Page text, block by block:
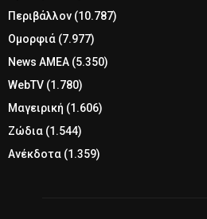
Περιβάλλον (10.787)
Ομορφιά (7.977)
News ΑΜΕΑ (5.350)
WebTV (1.780)
Μαγειρική (1.606)
Ζώδια (1.544)
Ανέκδοτα (1.359)